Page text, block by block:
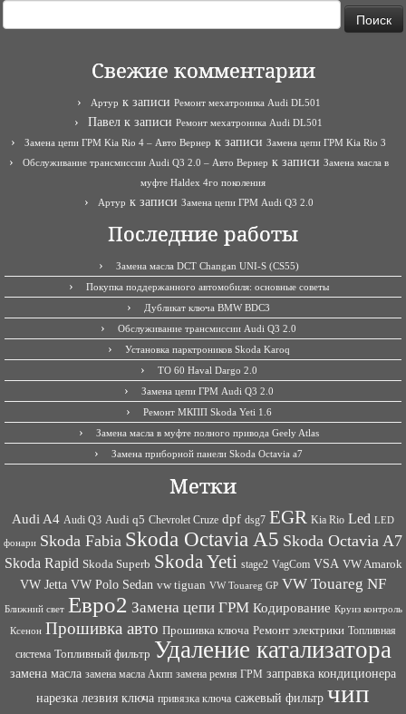
Свежие комментарии
Артур к записи Ремонт мехатроника Audi DL501
Павел к записи Ремонт мехатроника Audi DL501
Замена цепи ГРМ Kia Rio 4 – Авто Вернер к записи Замена цепи ГРМ Kia Rio 3
Обслуживание трансмиссии Audi Q3 2.0 – Авто Вернер к записи Замена масла в
муфте Haldex 4го поколения
Артур к записи Замена цепи ГРМ Audi Q3 2.0
Последние работы
Замена масла DCT Changan UNI-S (CS55)
Покупка поддержанного автомобиля: основные советы
Дубликат ключа BMW BDC3
Обслуживание трансмиссии Audi Q3 2.0
Установка парктроников Skoda Karoq
ТО 60 Haval Dargo 2.0
Замена цепи ГРМ Audi Q3 2.0
Ремонт МКПП Skoda Yeti 1.6
Замена масла в муфте полного привода Geely Atlas
Замена приборной панели Skoda Octavia a7
Метки
Audi A4 Audi Q3 Audi q5 Chevrolet Cruze dpf dsg7 EGR Kia Rio Led LED
фонари Skoda Fabia Skoda Octavia A5 Skoda Octavia A7
Skoda Rapid Skoda Superb Skoda Yeti stage2 VagCom VSA VW Amarok
VW Jetta VW Polo Sedan vw tiguan VW Touareg GP VW Touareg NF
Ближний свет Евро2 Замена цепи ГРМ Кодирование Круиз контроль
Ксенон Прошивка авто Прошивка ключа Ремонт электрики Топливная
система Топливный фильтр Удаление катализатора
замена масла замена масла Акпп замена ремня ГРМ заправка кондиционера
нарезка лезвия ключа привязка ключа сажевый фильтр чип